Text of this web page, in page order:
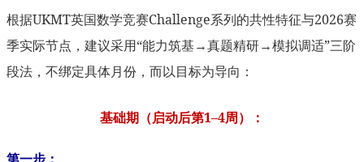
根据UKMT英国数学竞赛Challenge系列的共性特征与2026赛
季实际节点，建议采用“能力筑基→真题精研→模拟调适”三阶
段法，不绑定具体月份，而以目标为导向：
基础期（启动后第1–4周）：